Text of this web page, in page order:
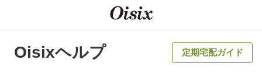
Oisixヘルプ 定期宅配ガイド